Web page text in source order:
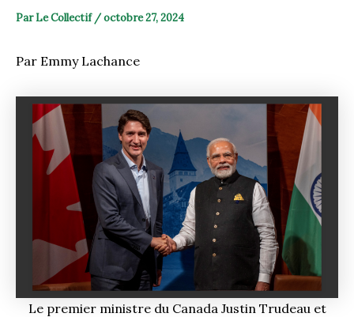
ParLe Collectif /octobre 27, 2024
Par Emmy Lachance
Le premier ministre du Canada Justin Trudeau et